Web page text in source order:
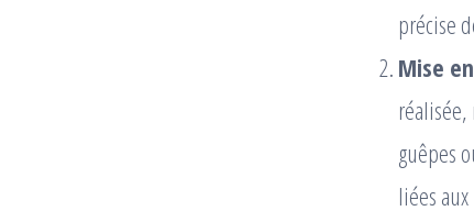
précise
Mise
guêpes
liées